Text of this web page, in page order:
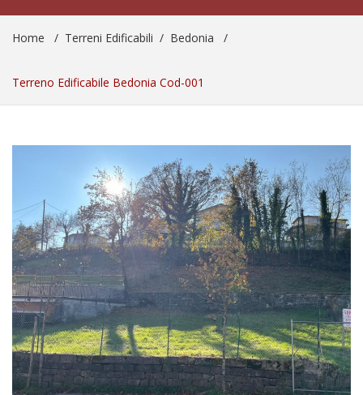
Home / Terreni Edificabili / Bedonia /
Terreno Edificabile Bedonia Cod-001